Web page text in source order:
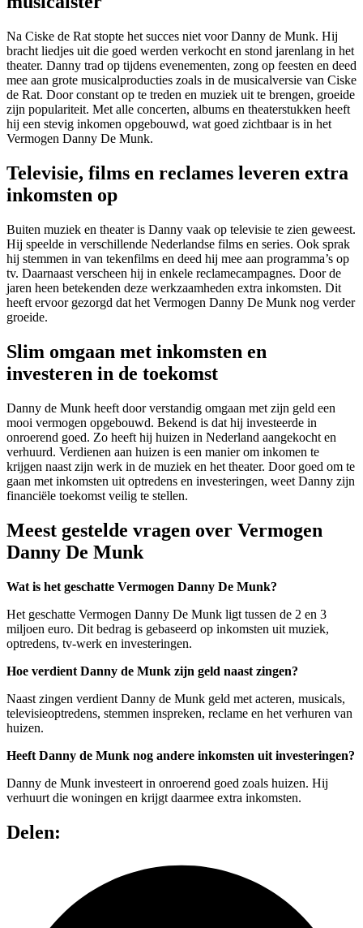
Na Ciske de Rat stopte het succes niet voor Danny de Munk. Hij
bracht liedjes uit die goed werden verkocht en stond jarenlang in het
theater. Danny trad op tijdens evenementen, zong op feesten en deed
mee aan grote musicalproducties zoals in de musicalversie van Ciske
de Rat. Door constant op te treden en muziek uit te brengen, groeide
zijn populariteit. Met alle concerten, albums en theaterstukken heeft
hij een stevig inkomen opgebouwd, wat goed zichtbaar is in het
Vermogen Danny De Munk.
Televisie, films en reclames leveren extra
inkomsten op
Buiten muziek en theater is Danny vaak op televisie te zien geweest.
Hij speelde in verschillende Nederlandse films en series. Ook sprak
hij stemmen in van tekenfilms en deed hij mee aan programma’s op
tv. Daarnaast verscheen hij in enkele reclamecampagnes. Door de
jaren heen betekenden deze werkzaamheden extra inkomsten. Dit
heeft ervoor gezorgd dat het Vermogen Danny De Munk nog verder
groeide.
Slim omgaan met inkomsten en
investeren in de toekomst
Danny de Munk heeft door verstandig omgaan met zijn geld een
mooi vermogen opgebouwd. Bekend is dat hij investeerde in
onroerend goed. Zo heeft hij huizen in Nederland aangekocht en
verhuurd. Verdienen aan huizen is een manier om inkomen te
krijgen naast zijn werk in de muziek en het theater. Door goed om te
gaan met inkomsten uit optredens en investeringen, weet Danny zijn
financiële toekomst veilig te stellen.
Meest gestelde vragen over Vermogen
Danny De Munk
Wat is het geschatte Vermogen Danny De Munk?
Het geschatte Vermogen Danny De Munk ligt tussen de 2 en 3
miljoen euro. Dit bedrag is gebaseerd op inkomsten uit muziek,
optredens, tv-werk en investeringen.
Hoe verdient Danny de Munk zijn geld naast zingen?
Naast zingen verdient Danny de Munk geld met acteren, musicals,
televisieoptredens, stemmen inspreken, reclame en het verhuren van
huizen.
Heeft Danny de Munk nog andere inkomsten uit investeringen?
Danny de Munk investeert in onroerend goed zoals huizen. Hij
verhuurt die woningen en krijgt daarmee extra inkomsten.
Delen: